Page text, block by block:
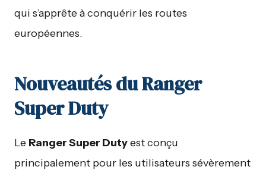
qui s’apprête à conquérir les routes
européennes.
Nouveautés du Ranger
Super Duty
Le Ranger Super Dutyest conçu
principalement pour les utilisateurs sévèrement